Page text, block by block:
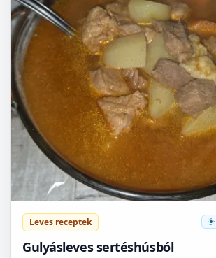
Leves receptek
Gulyásleves sertéshúsból